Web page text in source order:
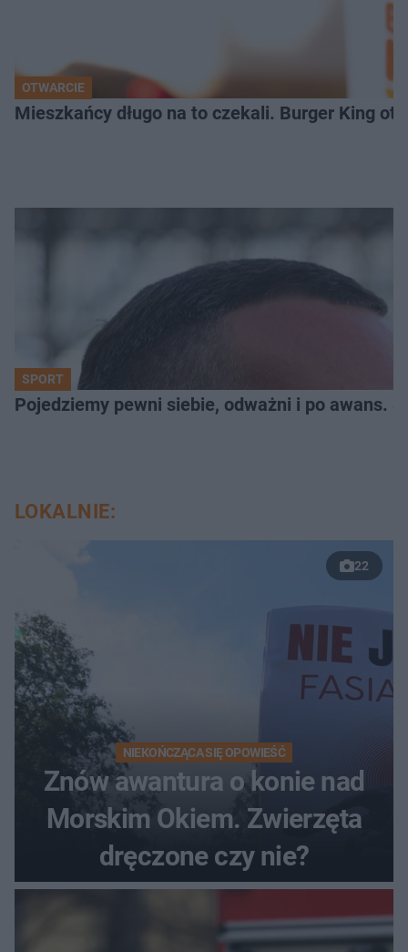
OTWARCIE
Mieszkańcy długo na to czekali. Burger King
SPORT
Pojedziemy pewni siebie, odważni i po awans.
LOKALNIE:
22
NIEKOŃCZĄCA SIĘ OPOWIEŚĆ
Znów awantura o konie nad
Morskim Okiem. Zwierzęta
dręczone czy nie?